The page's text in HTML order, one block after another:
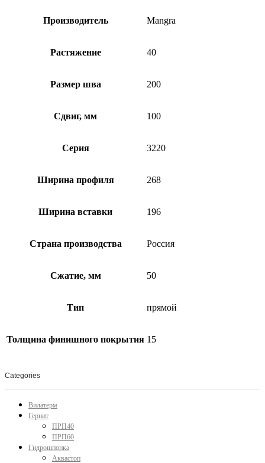
Производитель Mangra
Растяжение 40
Размер шва 200
Сдвиг, мм 100
Серия 3220
Ширина профиля 268
Ширина вставки 196
Страна производства Россия
Сжатие, мм 50
Тип прямой
Толщина финишного покрытия 15
Categories
Вилатерм
Гернит
ПРП40
ПРП60
Гидрошпонка
Аквастоп